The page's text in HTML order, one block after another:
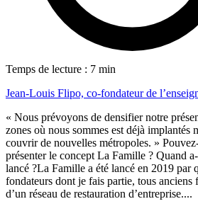
Temps de lecture : 7 min
Jean-Louis Flipo, co-fondateur de
« Nous prévoyons de densifier notre
zones où nous sommes est déjà implantés
couvrir de nouvelles métropoles. »
présenter le concept La Famille ? Quand
lancé ?La Famille a été lancé en 2019 par
fondateurs dont je fais partie, tous anciens
d’un réseau de restauration d’entreprise....